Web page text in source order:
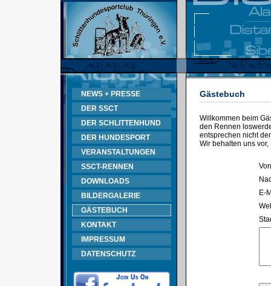
NEWS + PRESSE
DER SSCT
DER SCHLITTENHUND
DER HUNDESPORT
VERANSTALTUNGEN
SSCT-RENNEN
DOWNLOADS
BILDERGALERIE
GÄSTEBUCH
KONTAKT
IMPRESSUM
DATENSCHUTZ
Gästebuch
Willkommen beim
den Rennen
entsprechen nicht
Wir behalten uns
E-